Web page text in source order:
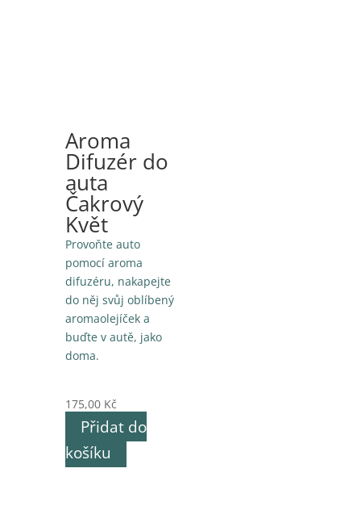
Aroma
Difuzér do
auta
Čakrový
Květ
Provoňte auto
pomocí aroma
difuzéru, nakapejte
do něj svůj oblíbený
aromaolejíček a
buďte v autě, jako
doma.
175,00 Kč
Přidat do
košíku